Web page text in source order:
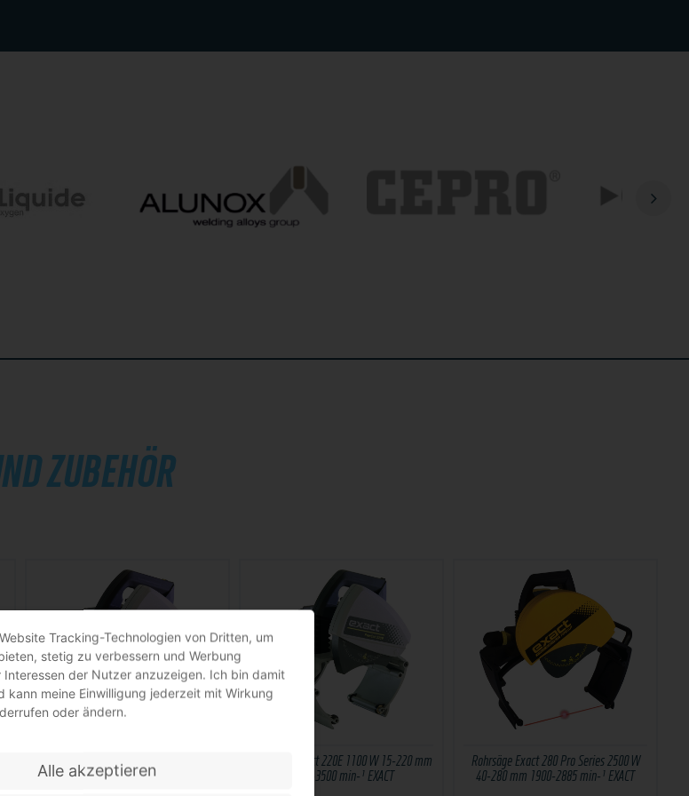
ZUBEHÖR
Rohrsäge Exact 170E 1100 W 15-170 mm
1600-3500 min-¹ EXACT
Rohrsäge Exact 220E 1100 W 15-220 mm
1600-3500 min-¹ EXACT
Rohrsäge Exact 280 Pro Series 2500 W
40-280 mm 1900-2885 min-¹ EXACT
Tracking-Technologien von Dritten, um
stetig zu verbessern und Werbung
der Nutzer anzuzeigen. Ich bin damit
kann meine Einwilligung jederzeit mit Wirkung
oder ändern.
Alle akzeptieren